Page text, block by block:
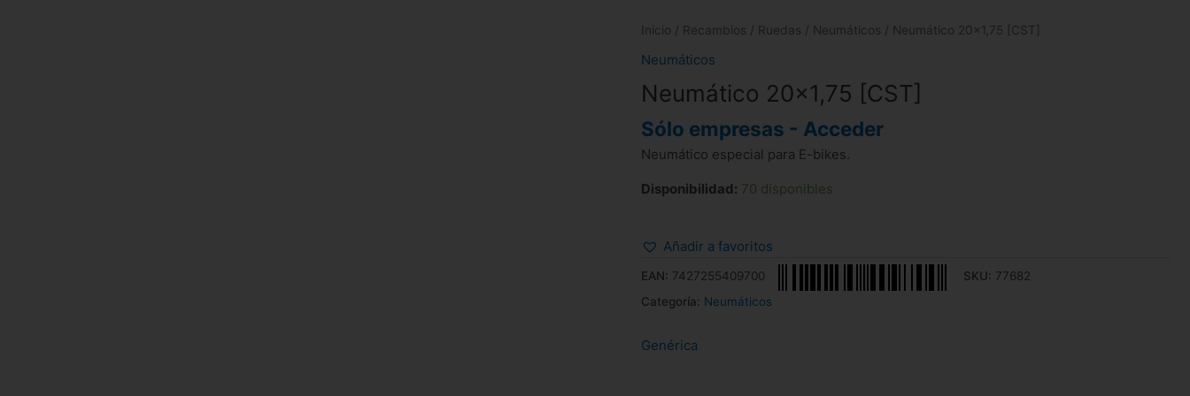
Inicio / Recambios / Ruedas / Neumáticos / Neumático 20×1,75 [CST]
Neumáticos
Neumático 20×1,75 [CST]
Sólo empresas - Acceder
Neumático especial para E-bikes.
Disponibilidad: 70 disponibles
Añadir a favoritos
EAN: 7427255409700 SKU: 77682
Categoría: Neumáticos
Genérica